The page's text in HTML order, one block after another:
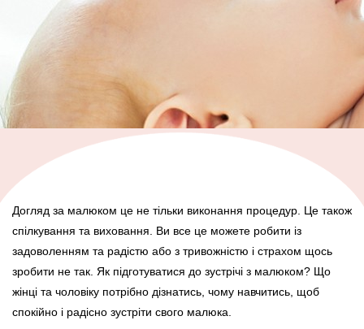
Догляд за малюком це не тільки виконання процедур. Це також
спілкування та виховання. Ви все це можете робити із
задоволенням та радістю або з тривожністю і страхом щось
зробити не так. Як підготуватися до зустрічі з малюком? Що
жінці та чоловіку потрібно дізнатись, чому навчитись, щоб
спокійно і радісно зустріти свого малюка.